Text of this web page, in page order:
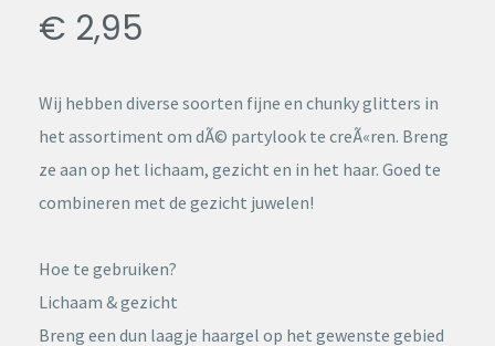
€ 2,95
Wij hebben diverse soorten fijne en chunky glitters in
het assortiment om dÃ© partylook te creÃ«ren. Breng
ze aan op het lichaam, gezicht en in het haar. Goed te
combineren met de gezicht juwelen!
Hoe te gebruiken?
Lichaam & gezicht
Breng een dun laagje haargel op het gewenste gebied